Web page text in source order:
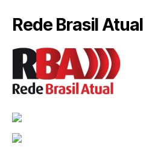
Rede Brasil Atual